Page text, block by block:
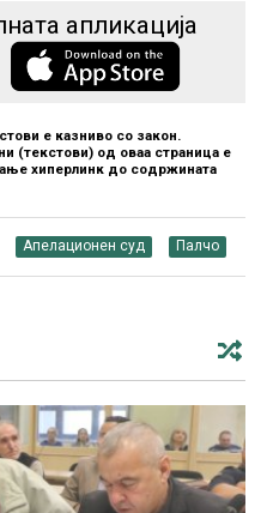
апликација
е казниво со закон.
(текстови) од оваа страница е
хиперлинк до содржината
Апелационен суд Палчо